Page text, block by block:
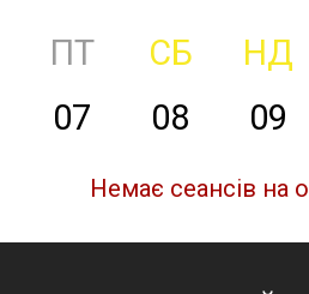
ПТ СБ НД
07 08 09
Немає сеансів на